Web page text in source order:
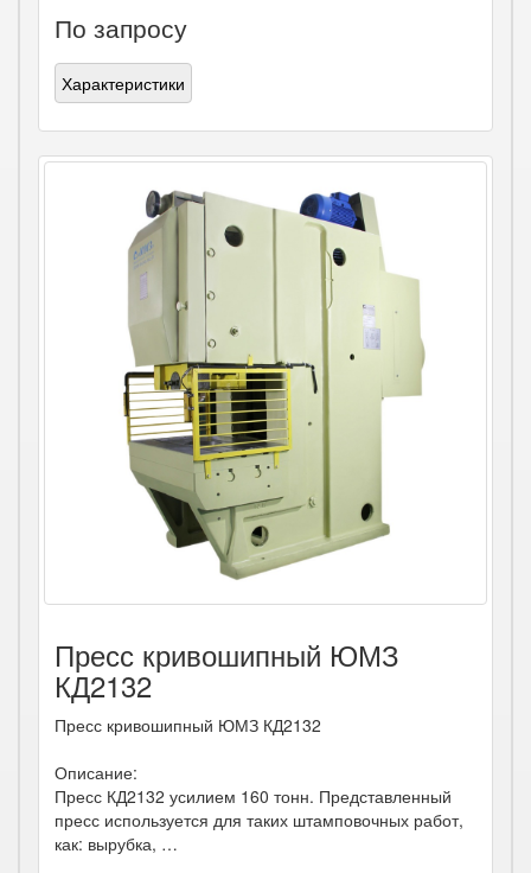
По запросу
Характеристики
Пресс кривошипный ЮМЗ
КД2132
Пресс кривошипный ЮМЗ КД2132
Описание:
Пресс КД2132 усилием 160 тонн. Представленный
пресс используется для таких штамповочных работ,
как: вырубка, …